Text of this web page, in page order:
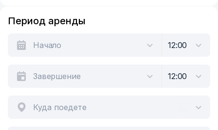
Период аренды
Куда поедете